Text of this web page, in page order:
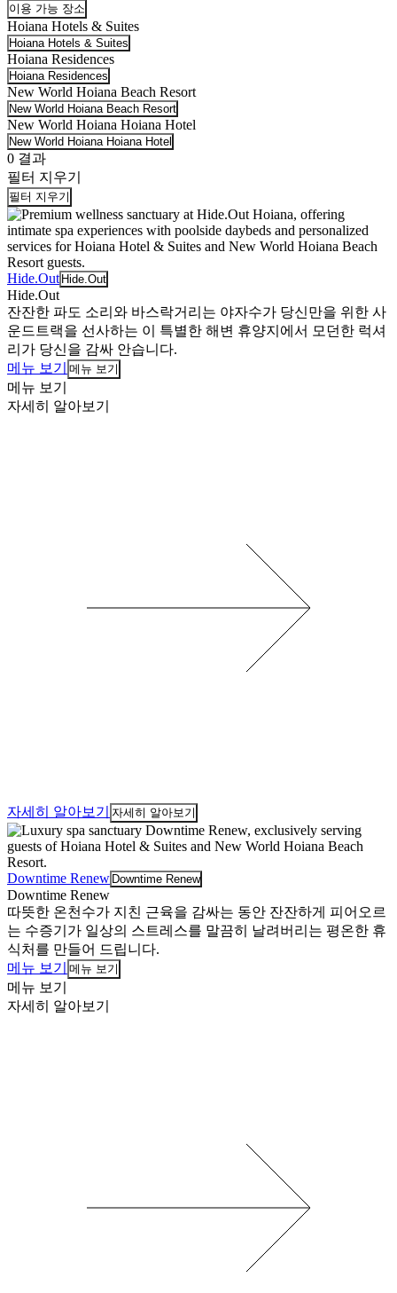
이용 가능 장소
Hoiana Hotels & Suites
Hoiana Hotels & Suites
Hoiana Residences
Hoiana Residences
New World Hoiana Beach Resort
New World Hoiana Beach Resort
New World Hoiana Hoiana Hotel
New World Hoiana Hoiana Hotel
0 결과
필터 지우기
필터 지우기
Hide.Out Hide.Out
Hide.Out
잔잔한 파도 소리와 바스락거리는 야자수가 당신만을 위한 사
운드트랙을 선사하는 이 특별한 해변 휴양지에서 모던한 럭셔
리가 당신을 감싸 안습니다.
메뉴 보기 메뉴 보기
메뉴 보기
자세히 알아보기
자세히 알아보기 자세히 알아보기
Downtime Renew Downtime Renew
Downtime Renew
따뜻한 온천수가 지친 근육을 감싸는 동안 잔잔하게 피어오르
는 수증기가 일상의 스트레스를 말끔히 날려버리는 평온한 휴
식처를 만들어 드립니다.
메뉴 보기 메뉴 보기
메뉴 보기
자세히 알아보기